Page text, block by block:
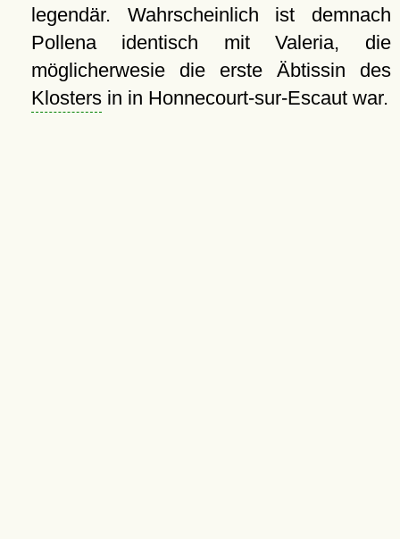
legendär. Wahrscheinlich ist demnach
Pollena identisch mit Valeria, die
möglicherwesie die erste Äbtissin des
Klostersin in Honnecourt-sur-Escaut war.